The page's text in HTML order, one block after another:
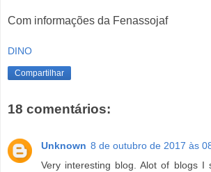
Com informações da Fenassojaf
DINO
Compartilhar
18 comentários:
Unknown 8 de outubro de 2017 às
Very interesting blog. Alot of blogs I